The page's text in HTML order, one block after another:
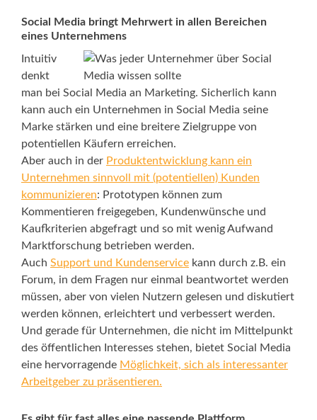
Social Media bringt Mehrwert in allen Bereichen
eines Unternehmens
Intuitiv
denkt
man bei Social Media an Marketing. Sicherlich kann
kann auch ein Unternehmen in Social Media seine
Marke stärken und eine breitere Zielgruppe von
potentiellen Käufern erreichen.
Aber auch in der Produktentwicklung kann ein
Unternehmen sinnvoll mit (potentiellen) Kunden
kommunizieren: Prototypen können zum
Kommentieren freigegeben, Kundenwünsche und
Kaufkriterien abgefragt und so mit wenig Aufwand
Marktforschung betrieben werden.
Auch Support und Kundenservice kann durch z.B. ein
Forum, in dem Fragen nur einmal beantwortet werden
müssen, aber von vielen Nutzern gelesen und diskutiert
werden können, erleichtert und verbessert werden.
Und gerade für Unternehmen, die nicht im Mittelpunkt
des öffentlichen Interesses stehen, bietet Social Media
eine hervorragende Möglichkeit, sich als interessanter
Arbeitgeber zu präsentieren.